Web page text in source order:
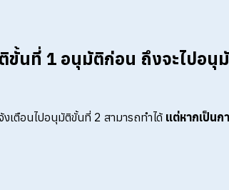
นที่ 1 อนุมัติก่อน ถึงจะไปอนุ
เตือนไปอนุมัติขั้นที่ 2 สามารถทำได้ แต่หากเป็นก